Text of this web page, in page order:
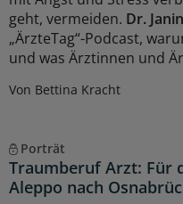
geht, vermeiden. Dr.
„ÄrzteTag“-Podcast,
und was Ärztinnen und
Von Bettina Kracht
Porträt
Traumberuf Arzt: Für
Aleppo nach